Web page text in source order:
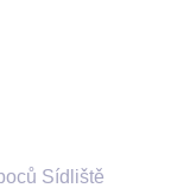
Sídliště